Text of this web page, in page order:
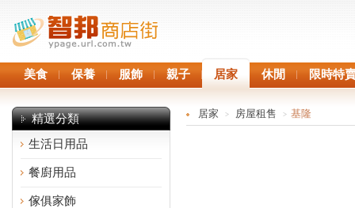
美食 保養 服飾 親子 居家 休閒 限時特
精選分類
生活日用品
餐廚用品
傢俱家飾
居家 > 房屋租售 > 基隆